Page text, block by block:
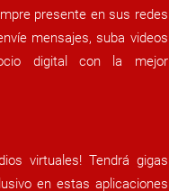
presente en sus redes
mensajes, suba videos
digital con la mejor
virtuales! Tendrá gigas
en estas aplicaciones